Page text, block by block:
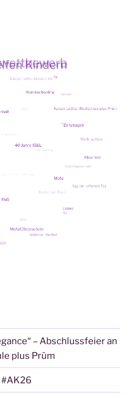
– Abschlussfeier an
plus Prüm